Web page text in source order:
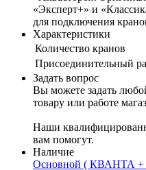
«Эксперт+» и
для подключения
Характеристики
Количество кранов
Присоединительный
Задать вопрос
Вы можете задать
товару или работе
Наши
вам помогут.
Наличие
Основной ( КВАНТА + )